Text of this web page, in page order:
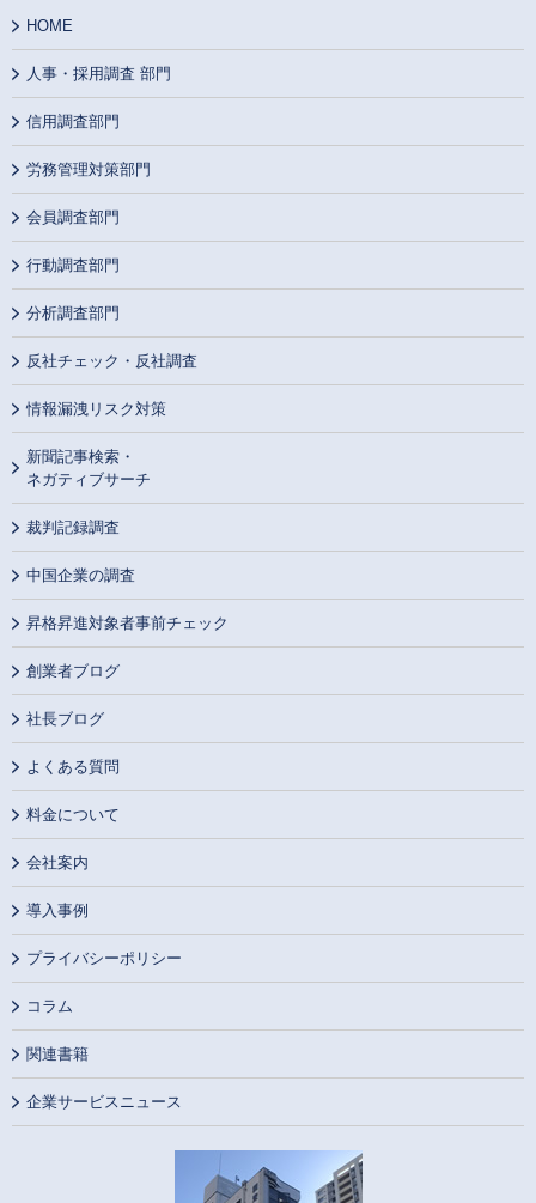
HOME
人事・採用調査 部門
信用調査部門
労務管理対策部門
会員調査部門
行動調査部門
分析調査部門
反社チェック・反社調査
情報漏洩リスク対策
新聞記事検索・
ネガティブサーチ
裁判記録調査
中国企業の調査
昇格昇進対象者事前チェック
創業者ブログ
社長ブログ
よくある質問
料金について
会社案内
導入事例
プライバシーポリシー
コラム
関連書籍
企業サービスニュース